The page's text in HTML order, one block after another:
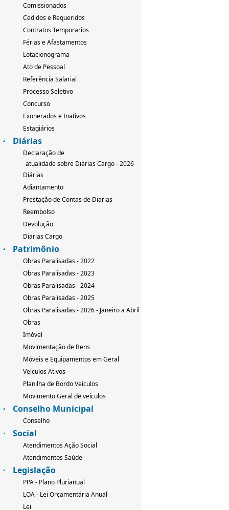
Comissionados
Cedidos e Requeridos
Contratos Temporarios
Férias e Afastamentos
Lotacionograma
Ato de Pessoal
Referência Salarial
Processo Seletivo
Concurso
Exonerados e Inativos
Estagiários
Diárias
Declaração de
atualidade sobre Diárias Cargo - 2026
Diárias
Adiantamento
Prestação de Contas de Diarias
Reembolso
Devolução
Diarias Cargo
Patrimônio
Obras Paralisadas - 2022
Obras Paralisadas - 2023
Obras Paralisadas - 2024
Obras Paralisadas - 2025
Obras Paralisadas - 2026 - Janeiro a Abril
Obras
Imóvel
Movimentação de Bens
Móveis e Equipamentos em Geral
Veículos Ativos
Planilha de Bordo Veículos
Movimento Geral de veículos
Conselho Municipal
Conselho
Social
Atendimentos Ação Social
Atendimentos Saúde
Legislação
PPA - Plano Plurianual
LOA - Lei Orçamentária Anual
Lei